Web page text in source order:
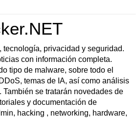
tecnología, privacidad y seguridad.
con información completa.
tipo de malware, sobre todo el
temas de IA, así como análisis
se tratarán novedades de
y documentación de
hacking , networking, hardware,